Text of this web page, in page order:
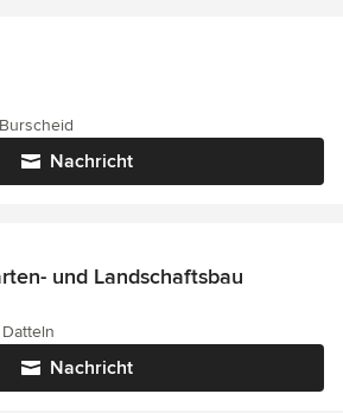
Nachricht
und Landschaftsbau
Nachricht